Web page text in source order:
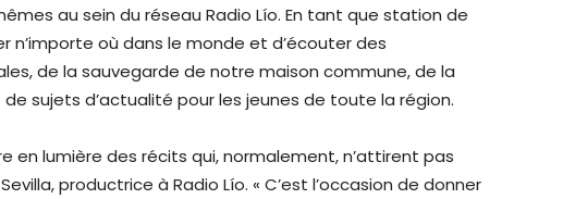
au sein du réseau Radio Lío. En tant que station de
n’importe où dans le monde et d’écouter des
de la sauvegarde de notre maison commune, de la
sujets d’actualité pour les jeunes de toute la région.
en lumière des récits qui, normalement, n’attirent pas
productrice à Radio Lío. « C’est l’occasion de donner